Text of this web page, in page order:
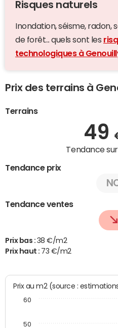
Risques naturels
Inondation, séisme, radon,
de forêt... quels sont les
technologiques à
Prix des terrains à
Terrains
49
Tendance sur
Tendance prix
Tendance ventes
Prix bas : 38 €/m2
Prix haut : 73 €/m2
Prix au m2 (source :
50
60